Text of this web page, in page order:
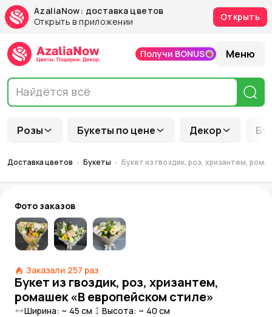
AzaliaNow: доставка цветов
Открыть в приложении
Открыть
Розы Букеты по цене Декор
Получи BONUS Меню
Доставка цветов Букеты Букет из гвоздик, роз, хризантем,
Фото заказов
Заказали 257 раз
Букет из гвоздик, роз, хризантем,
ромашек «В европейском стиле»
Ширина: ~ 45 см Высота: ~ 40 см